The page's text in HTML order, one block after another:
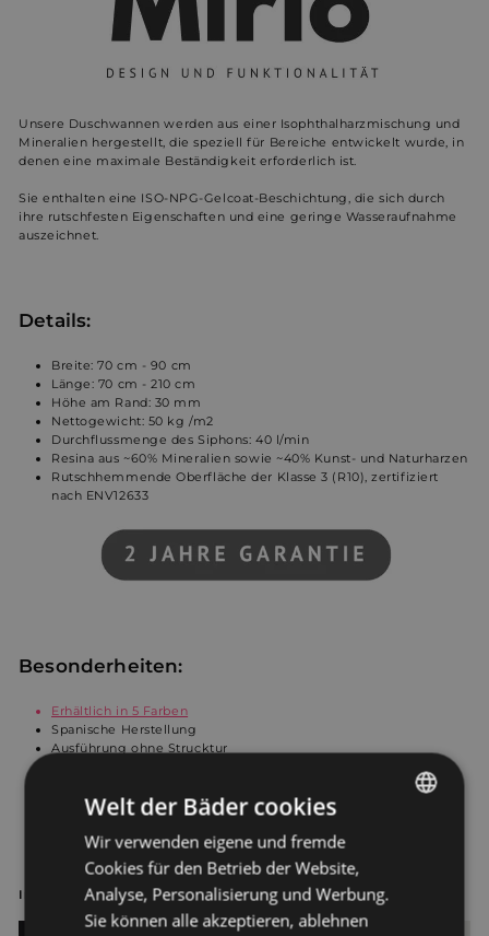
Unsere Duschwannen werden aus einer Isophthalharzmischung und
Mineralien hergestellt, die speziell für Bereiche entwickelt wurde, in
denen eine maximale Beständigkeit erforderlich ist.
Sie enthalten eine ISO-NPG-Gelcoat-Beschichtung, die sich durch
ihre rutschfesten Eigenschaften und eine geringe Wasseraufnahme
auszeichnet.
Details:
Breite: 70 cm - 90 cm
Länge: 70 cm - 210 cm
Höhe am Rand: 30 mm
Nettogewicht: 50 kg /m2
Durchflussmenge des Siphons: 40 l/min
Resina aus ~60% Mineralien sowie ~40% Kunst- und Naturharzen
Rutschhemmende Oberfläche der Klasse 3 (R10), zertifiziert
nach ENV12633
Besonderheiten:
Erhältlich in 5 Farben
Spanische Herstellung
Ausführung ohne Strucktur
5 cm breiter Rand ideal zum Installieren einer Duschkabine
Inklusive Ablaufschutz aus Edelstahl in Chrom oder in Farbe
wählbar
In fünf Farben erhältlich
Welt der Bäder cookies
Wir verwenden eigene und fremde
Cookies für den Betrieb der Website,
Analyse, Personalisierung und Werbung.
Sie können alle akzeptieren, ablehnen